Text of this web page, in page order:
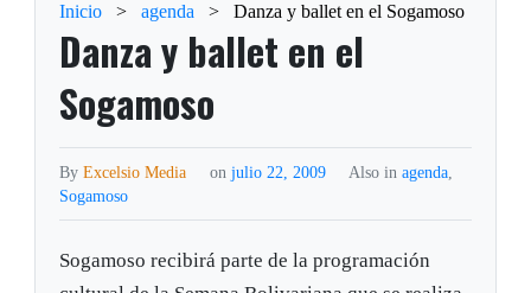
Inicio > agenda > Danza y ballet en el Sogamoso
Danza y ballet en el
Sogamoso
ByExcelsio Media on julio 22, 2009 Also in agenda,
Sogamoso
Sogamoso recibirá parte de la programación